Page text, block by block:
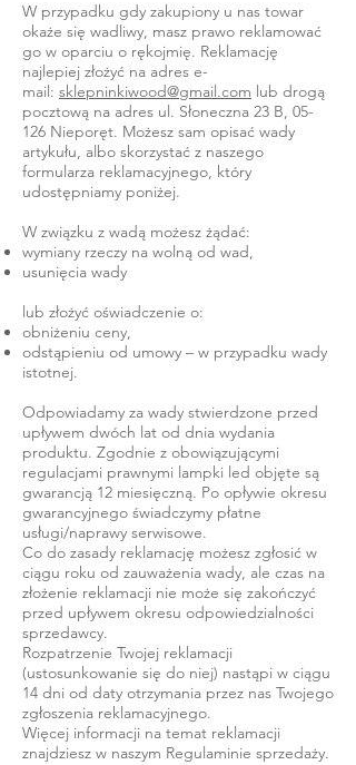
W przypadku gdy zakupiony u nas towar
okaże się wadliwy, masz prawo reklamować
go w oparciu o rękojmię. Reklamację
najlepiej złożyć na adres e-
mail: sklepninkiwood@gmail.com lub drogą
pocztową na adres ul. Słoneczna 23 B, 05-
126 Nieporęt. Możesz sam opisać wady
artykułu, albo skorzystać z naszego
formularza reklamacyjnego, który
udostępniamy poniżej.
W związku z wadą możesz żądać:
wymiany rzeczy na wolną od wad,
usunięcia wady
lub złożyć oświadczenie o:
obniżeniu ceny,
odstąpieniu od umowy – w przypadku wady
istotnej.
Odpowiadamy za wady stwierdzone przed
upływem dwóch lat od dnia wydania
produktu. Zgodnie z obowiązującymi
regulacjami prawnymi lampki led objęte są
gwarancją 12 miesięczną. Po opływie okresu
gwarancyjnego świadczymy płatne
usługi/naprawy serwisowe.
Co do zasady reklamację możesz zgłosić w
ciągu roku od zauważenia wady, ale czas na
złożenie reklamacji nie może się zakończyć
przed upływem okresu odpowiedzialności
sprzedawcy.
Rozpatrzenie Twojej reklamacji
(ustosunkowanie się do niej) nastąpi w ciągu
14 dni od daty otrzymania przez nas Twojego
zgłoszenia reklamacyjnego.
Więcej informacji na temat reklamacji
znajdziesz w naszym Regulaminie sprzedaży.